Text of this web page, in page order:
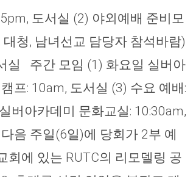
도서실 (2) 야외예배 준비모
청, 남녀선교 담당자 참석바람)
실 주간 모임 (1) 화요일 실버아
프: 10am, 도서실 (3) 수요 예배:
버아카데미 문화교실: 10:30am,
음 주일(6일)에 당회가 2부 예
에 있는 RUTC의 리모델링 공